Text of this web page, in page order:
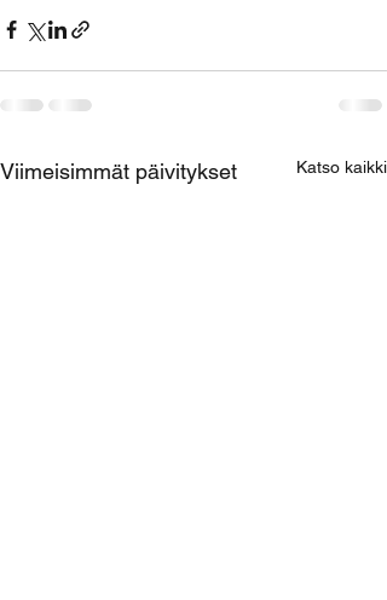
Viimeisimmät päivitykset Katso kaikki